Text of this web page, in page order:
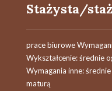
Stażysta/
prace biurowe
Wykształcenie: średnie
Wymagania inne:
maturą